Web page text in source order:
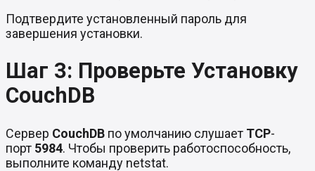
Подтвердите установленный пароль для
завершения установки.
Шаг 3: Проверьте Установку
CouchDB
Сервер CouchDB по умолчанию слушает TCP-
порт 5984. Чтобы проверить работоспособность,
выполните команду netstat.